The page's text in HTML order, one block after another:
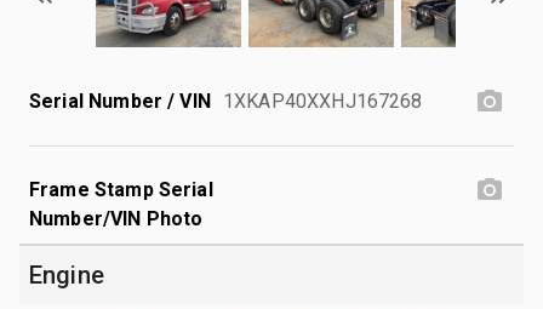
Serial Number / VIN 1XKAP40XXHJ167268
Frame Stamp Serial
Number/VIN Photo
Engine